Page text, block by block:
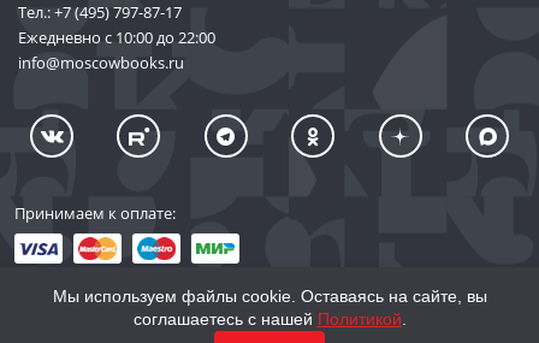
Тел.:+7 (495) 797-87-17
Ежедневно с 10:00 до 22:00
info@moscowbooks.ru
Принимаем к оплате:
© 2002–2026 «Торговый Дом Книги «МОСКВА»
Мы используем файлы cookie. Оставаясь на сайте, вы
соглашаетесь с нашей Политикой